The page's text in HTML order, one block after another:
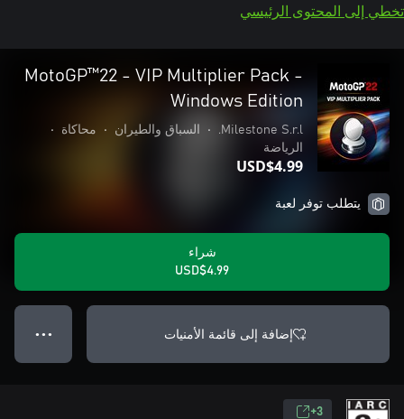
تخطي إلى المحتوى الرئيسي
MotoGP™22 - VIP Multiplier Pack -
Windows Edition
Milestone S.r.l.
• السباق والطيران • محاكاة
•
الرياضة
USD$4.99
يتطلب توفر لعبة
شراء
USD$4.99
إضافة إلى قائمة الأمنيات ● ● ●
3+